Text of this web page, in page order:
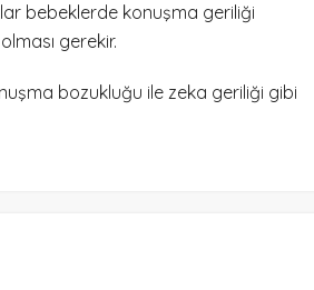
bebeklerde konuşma geriliği
gerekir.
bozukluğu ile zeka geriliği gibi